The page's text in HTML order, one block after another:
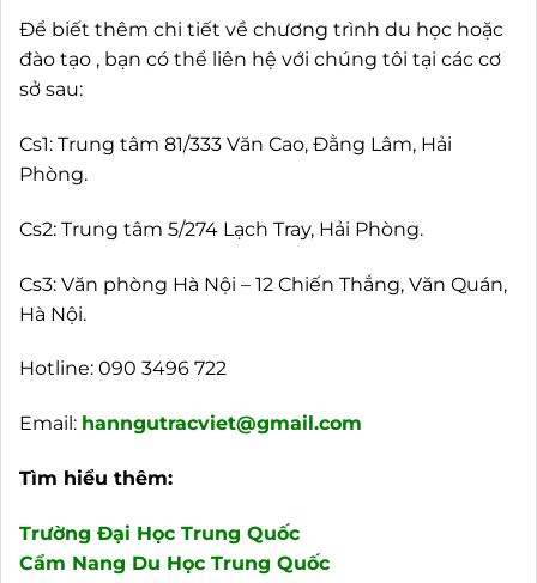
Để biết thêm chi tiết về chương trình du học hoặc
đào tạo , bạn có thể liên hệ với chúng tôi tại các cơ
sở sau:
Cs1: Trung tâm 81/333 Văn Cao, Đằng Lâm, Hải
Phòng.
Cs2: Trung tâm 5/274 Lạch Tray, Hải Phòng.
Cs3: Văn phòng Hà Nội – 12 Chiến Thắng, Văn Quán,
Hà Nội.
Hotline: 090 3496 722
Email: hanngutracviet@gmail.com
Tìm hiểu thêm:
Trường Đại Học Trung Quốc
Cẩm Nang Du Học Trung Quốc